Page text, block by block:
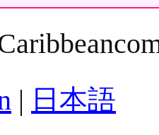
| 日本語